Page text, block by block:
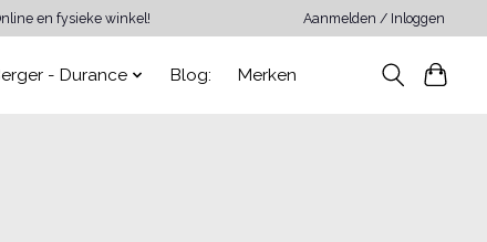
en fysieke winkel! Aanmelden / Inloggen
- Durance Blog: Merken